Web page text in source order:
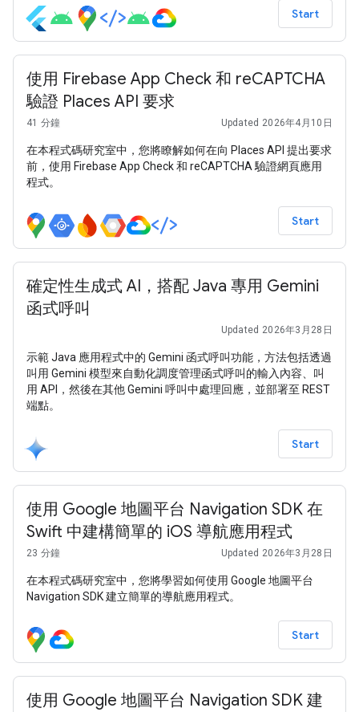
Start
使用 Firebase App Check 和 reCAPTCHA
驗證 Places API 要求
41 分鐘 Updated 2026年4月10日
在本程式碼研究室中，您將瞭解如何在向 Places API 提出要求
前，使用 Firebase App Check 和 reCAPTCHA 驗證網頁應用
程式。
Start
確定性生成式 AI，搭配 Java 專用 Gemini
函式呼叫
Updated 2026年3月28日
示範 Java 應用程式中的 Gemini 函式呼叫功能，方法包括透過
叫用 Gemini 模型來自動化調度管理函式呼叫的輸入內容、叫
用 API，然後在其他 Gemini 呼叫中處理回應，並部署至 REST
端點。
Start
使用 Google 地圖平台 Navigation SDK 在
Swift 中建構簡單的 iOS 導航應用程式
23 分鐘 Updated 2026年3月28日
在本程式碼研究室中，您將學習如何使用 Google 地圖平台
Navigation SDK 建立簡單的導航應用程式。
Start
使用 Google 地圖平台 Navigation SDK 建